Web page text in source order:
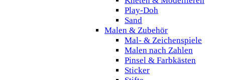
Play-Doh
Sand
Malen & Zubehör
Mal- & Zeichenspiele
Malen nach Zahlen
Pinsel & Farbkästen
Sticker